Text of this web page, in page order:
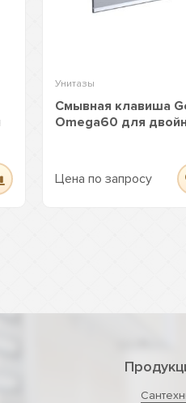
Унитазы
Смывная клавиша
Omega60 для
Цена по запросу